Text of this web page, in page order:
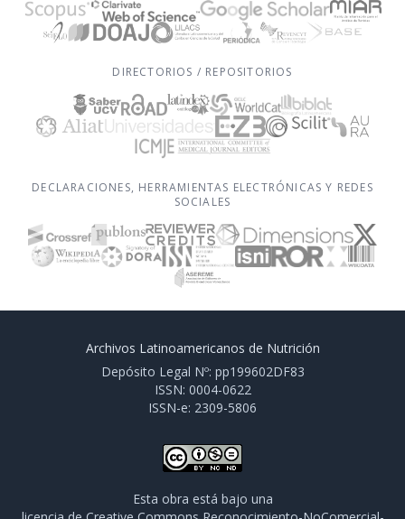
DIRECTORIOS / REPOSITORIOS
DECLARACIONES, HERRAMIENTAS ELECTRÓNICAS Y REDES
SOCIALES
Archivos Latinoamericanos de Nutrición
Depósito Legal Nº: pp199602DF83
ISSN: 0004-0622
ISSN-e: 2309-5806
Esta obra está bajo una